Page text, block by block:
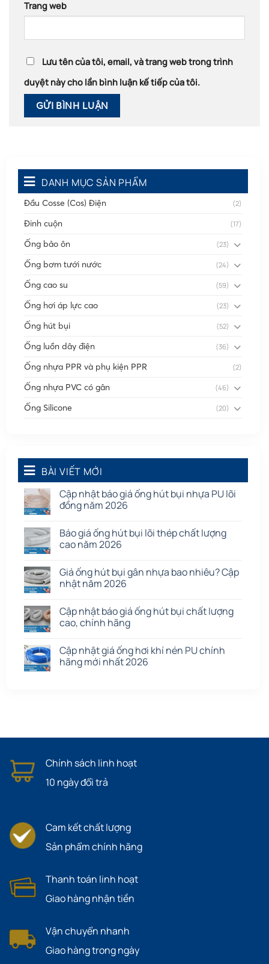
Trang web
Lưu tên của tôi, email, và trang web trong trình
duyệt này cho lần bình luận kế tiếp của tôi.
DANH MỤC SẢN PHẨM
Đầu Cosse (Cos) Điện (2)
Đinh cuộn (17)
Ống bảo ôn (23)
Ống bơm tưới nước (24)
Ống cao su (59)
Ống hơi áp lực cao (23)
Ống hút bụi (52)
Ống luồn dây điện (36)
Ống nhựa PPR và phụ kiện PPR (2)
Ống nhựa PVC có gân (46)
Ống Silicone (20)
Quạt dân dụng
Tấm cao su (7)
BÀI VIẾT MỚI
Cập nhật báo giá ống hút bụi nhựa PU lõi
đồng năm 2026
Báo giá ống hút bụi lõi thép chất lượng
cao năm 2026
Giá ống hút bụi gân nhựa bao nhiêu? Cập
nhật năm 2026
Cập nhật báo giá ống hút bụi chất lượng
cao, chính hãng
Cập nhật giá ống hơi khí nén PU chính
hãng mới nhất 2026
Chính sách linh hoạt
10 ngày đổi trả
Cam kết chất lượng
Sản phẩm chính hãng
Thanh toán linh hoạt
Giao hàng nhận tiền
Vận chuyển nhanh
Giao hàng trong ngày